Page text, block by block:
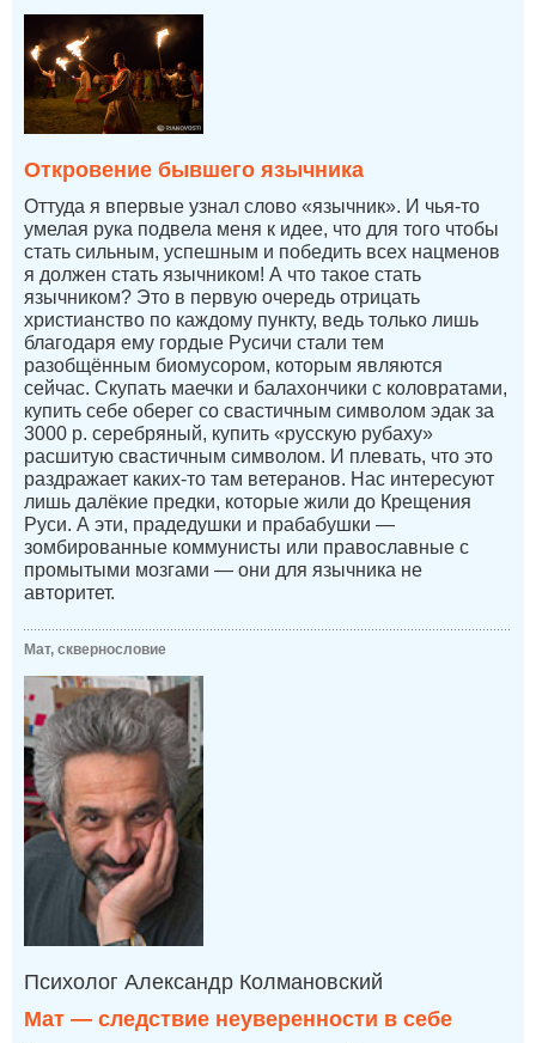
Откровение бывшего язычника
Оттуда я впервые узнал слово «язычник». И чья-то
умелая рука подвела меня к идее, что для того чтобы
стать сильным, успешным и победить всех нацменов
я должен стать язычником! А что такое стать
язычником? Это в первую очередь отрицать
христианство по каждому пункту, ведь только лишь
благодаря ему гордые Русичи стали тем
разобщённым биомусором, которым являются
сейчас. Скупать маечки и балахончики с коловратами,
купить себе оберег со свастичным символом эдак за
3000 р. серебряный, купить «русскую рубаху»
расшитую свастичным символом. И плевать, что это
раздражает каких-то там ветеранов. Нас интересуют
лишь далёкие предки, которые жили до Крещения
Руси. А эти, прадедушки и прабабушки —
зомбированные коммунисты или православные с
промытыми мозгами — они для язычника не
авторитет.
Мат, сквернословие
Психолог Александр Колмановский
Мат — следствие неуверенности в себе